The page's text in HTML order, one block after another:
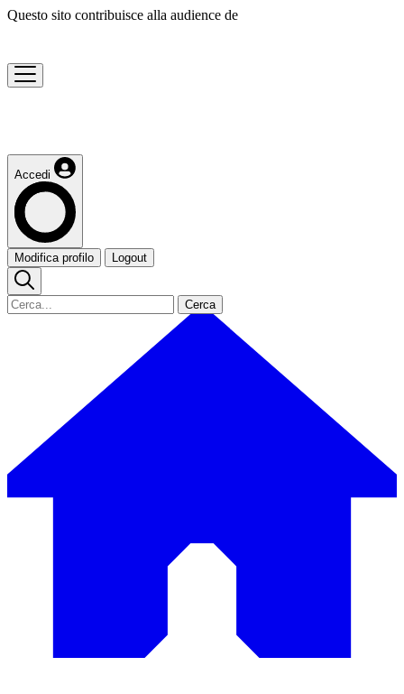
Questo sito contribuisce alla audience de
Accedi
Modifica profilo Logout
Cerca